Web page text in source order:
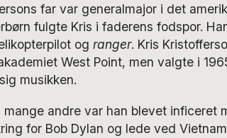
far var generalmajor i det
fulgte Kris i faderens fodspor.
og ranger. Kris
West Point, men valgte i
musikken.
mange andre var han blevet inficeret
for Bob Dylan og lede ved